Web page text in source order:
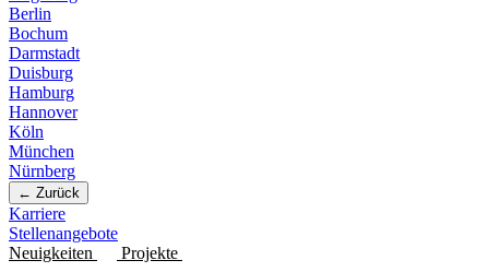
Berlin
Bochum
Darmstadt
Duisburg
Hamburg
Hannover
Köln
München
Nürnberg
← Zurück
Karriere
Stellenangebote
Neuigkeiten
Projekte